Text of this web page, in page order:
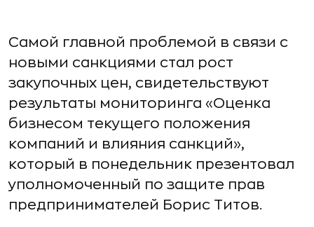
Самой главной проблемой в связи с
новыми санкциями стал рост
закупочных цен, свидетельствуют
результаты мониторинга «Оценка
бизнесом текущего положения
компаний и влияния санкций»,
который в понедельник презентовал
уполномоченный по защите прав
предпринимателей Борис Титов.